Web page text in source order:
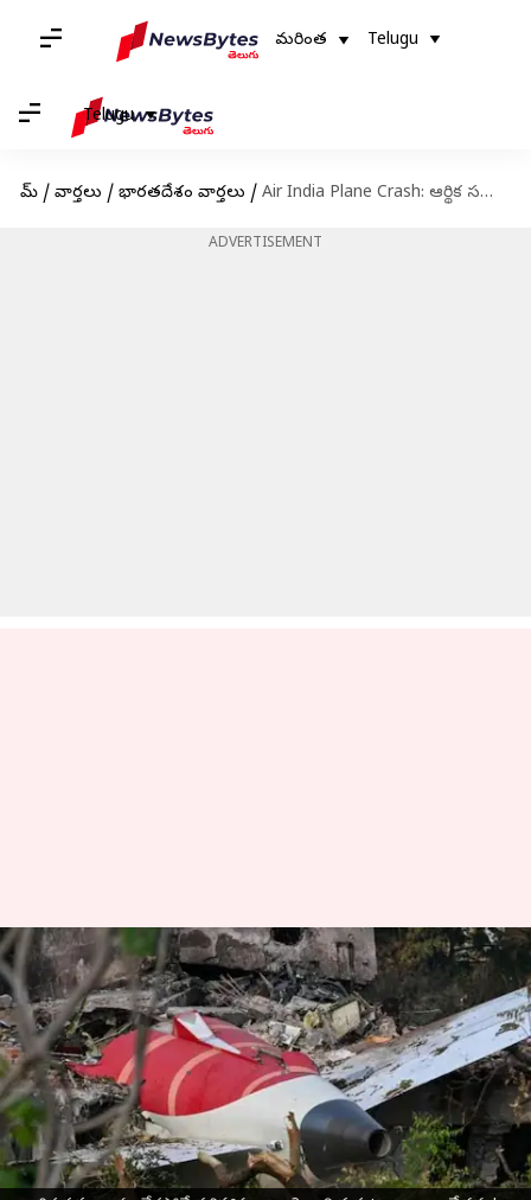
మరింత Telugu
Telugu
హోమ్ / వార్తలు / భారతదేశం వార్తలు / Air India Plane Crash: ఆర్థిక సమాచారం లేకపోతే పరిహారం కాదా? బాధిత కుటుంబాల ఆవేదన..!
ADVERTISEMENT
Air India Plane Crash: ఆర్థిక
సమాచారం లేకపోతే పరిహారం కాదా?
బాధిత కుటుంబాల ఆవేదన..!
వ్రాసిన వారు Sirish Praharaju Jul 04, 2025 10:07 am
ఈ వార్తాకథనం ఏంటి
గత నెలలో దేశాన్ని దిగ్భ్రాంతికి గురిచేసినఎయిర్